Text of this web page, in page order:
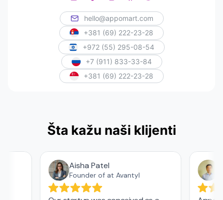
hello@appomart.com
+381 (69) 222-23-28
+972 (55) 295-08-54
+7 (911) 833-33-84
+381 (69) 222-23-28
Šta kažu naši klijenti
Aisha Patel
Founder of at Avantyl